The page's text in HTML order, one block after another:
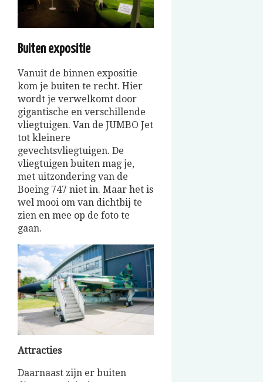
Buiten expositie
Vanuit de binnen expositie
kom je buiten te recht. Hier
wordt je verwelkomt door
gigantische en verschillende
vliegtuigen. Van de JUMBO Jet
tot kleinere
gevechtsvliegtuigen. De
vliegtuigen buiten mag je,
met uitzondering van de
Boeing 747 niet in. Maar het is
wel mooi om van dichtbij te
zien en mee op de foto te
gaan.
Attracties
Daarnaast zijn er buiten